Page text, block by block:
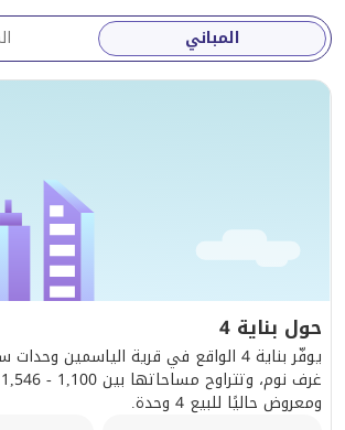
خدمات هانت آند
إدارة العقارات
تعمل منذ عام 2007
نساعدك في بحثك عن المنزل المثالي!
المباني
حول بناية 4
ومعروض حاليًا للبيع 4 وحدة.